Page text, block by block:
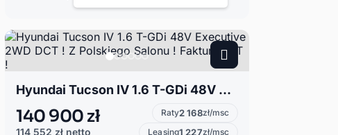
Hyundai Tucson IV 1.6 T-GDi 48V Executive 2WD DCT ! Z Polskiego Salonu ! Faktura VAT !
140 900 zł
114 552 zł netto
Raty2 168zł/msc
Leasing1 227zł/msc